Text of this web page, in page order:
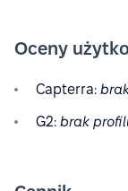
Oceny
Capterra:
G2: brak